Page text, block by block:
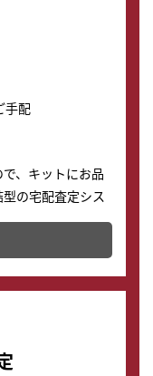
手配
、キットにお品
の宅配査定シス
ことが可能で